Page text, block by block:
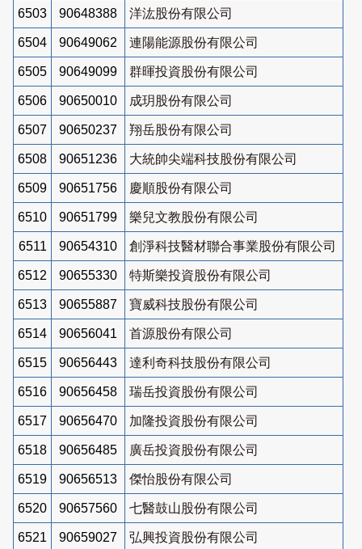
6503 90648388 洋汯股份有限公司
6504 90649062 連陽能源股份有限公司
6505 90649099 群暉投資股份有限公司
6506 90650010 成玥股份有限公司
6507 90650237 翔岳股份有限公司
6508 90651236 大統帥尖端科技股份有限公司
6509 90651756 慶順股份有限公司
6510 90651799 樂兒文教股份有限公司
6511 90654310 創淨科技醫材聯合事業股份有限公司
6512 90655330 特斯樂投資股份有限公司
6513 90655887 寶威科技股份有限公司
6514 90656041 首源股份有限公司
6515 90656443 達利奇科技股份有限公司
6516 90656458 瑞岳投資股份有限公司
6517 90656470 加隆投資股份有限公司
6518 90656485 廣岳投資股份有限公司
6519 90656513 傑怡股份有限公司
6520 90657560 七醫鼓山股份有限公司
6521 90659027 弘興投資股份有限公司